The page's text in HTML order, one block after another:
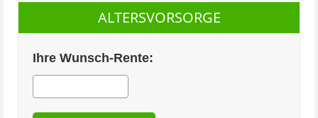
ALTERSVORSORGE
Ihre Wunsch-Rente: